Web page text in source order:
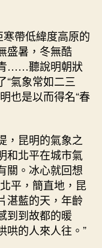
寒帶低緯度高原的
盛暑，冬無酷
……聽說明朝狀
“氣象常如二三
也是以而得名“春
，昆明的氣象之
和北平在城市氣
關。冰心就回想
平，簡直地，昆
湛藍的天，年齡
到到故都的暖
哄的人來人往。”